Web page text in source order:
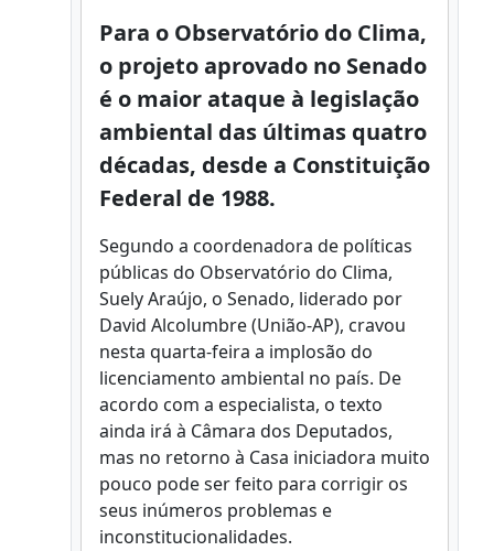
Para o Observatório do Clima,
o projeto aprovado no Senado
é o maior ataque à legislação
ambiental das últimas quatro
décadas, desde a Constituição
Federal de 1988.
Segundo a coordenadora de políticas
públicas do Observatório do Clima,
Suely Araújo, o Senado, liderado por
David Alcolumbre (União-AP), cravou
nesta quarta-feira a implosão do
licenciamento ambiental no país. De
acordo com a especialista, o texto
ainda irá à Câmara dos Deputados,
mas no retorno à Casa iniciadora muito
pouco pode ser feito para corrigir os
seus inúmeros problemas e
inconstitucionalidades.